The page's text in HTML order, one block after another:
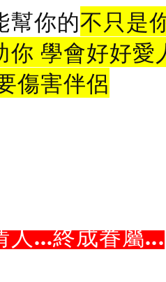
幫你的不只是
你 學會好好愛
傷害伴侶
人...終成眷屬...